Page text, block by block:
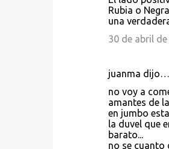
Rubia o
una
30 de abril de
juanma dijo…
no voy a
amantes de
en jumbo
la duvel que
barato...
no se cuanto